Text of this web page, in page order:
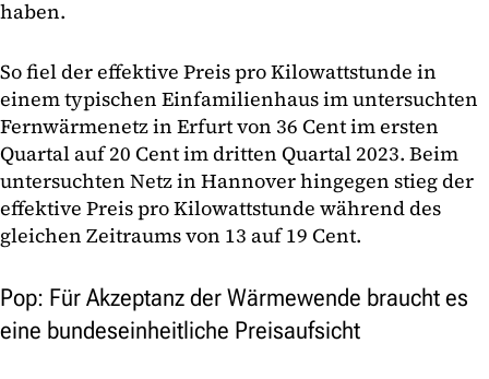
haben.
So fiel der effektive Preis pro Kilowattstunde in
einem typischen Einfamilienhaus im untersuchten
Fernwärmenetz in Erfurt von 36 Cent im ersten
Quartal auf 20 Cent im dritten Quartal 2023. Beim
untersuchten Netz in Hannover hingegen stieg der
effektive Preis pro Kilowattstunde während des
gleichen Zeitraums von 13 auf 19 Cent.
Pop: Für Akzeptanz der Wärmewende braucht es
eine bundeseinheitliche Preisaufsicht